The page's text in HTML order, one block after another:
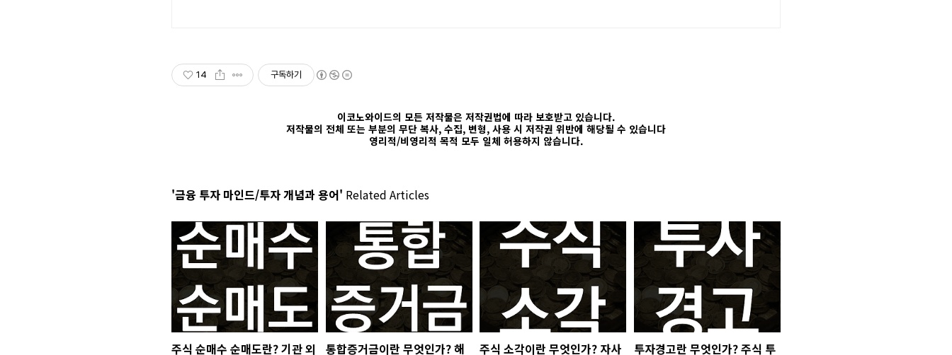
14 구독하기
이코노와이드의 모든 저작물은 저작권법에 따라 보호받고 있습니다.
저작물의 전체 또는 부분의 무단 복사, 수집, 변형, 사용 시 저작권 위반에 해당될 수 있습니다
영리적/비영리적 목적 모두 일체 허용하지 않습니다.
'금융 투자 마인드/투자 개념과 용어' Related Articles
주식 순매수 순매도란? 기관 외 통합증거금이란 무엇인가? 해 주식 소각이란 무엇인가? 자사 투자경고란 무엇인가? 주식 투